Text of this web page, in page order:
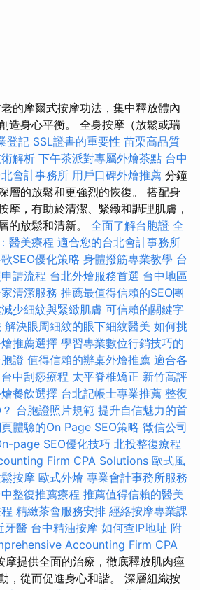
的摩爾式按摩功法，集中釋放體內
造身心平衡。 全身按摩（放鬆或瑞
登記 SSL證書的重要性 苗栗高品質
解析 下午茶派對專屬外燴茶點 台中
會計事務所 用戶口碑外燴推薦 分鐘
層的放鬆和更強烈的恢復。 搭配身
摩，有助於清潔、緊緻和調理肌膚，
的放鬆和清新。 全面了解台胞證 全
醫美療程 適合您的台北會計事務所
SEO優化策略 身體撥筋專業教學 台
請流程 台北外燴服務首選 台中地區
清潔服務 推薦最值得信賴的SEO團
少細紋與緊緻肌膚 可信賴的關鍵字
解決眼周細紋的眼下細紋醫美 如何挑
推薦選擇 學習專業數位行銷技巧的
證 值得信賴的辦桌外燴推薦 適合各
台中刮痧療程 太平脊椎矯正 新竹高評
餐飲選擇 台北記帳士專業推薦 整復
台胞證照片規範 提升自信魅力的首
體驗的On Page SEO策略 徵信公司
page SEO優化技巧 北投整復療程
Firm CPA Solutions 歐式風
按摩 歐式外燴 專業會計事務所服務
整復推薦療程 推薦值得信賴的醫美
精緻茶會服務安排 經絡按摩專業課
牙醫 台中精油按摩 如何查IP地址 附
Accounting Firm CPA
摩提供全面的治療，徹底釋放肌肉痙
，從而促進身心和諧。 深層組織按